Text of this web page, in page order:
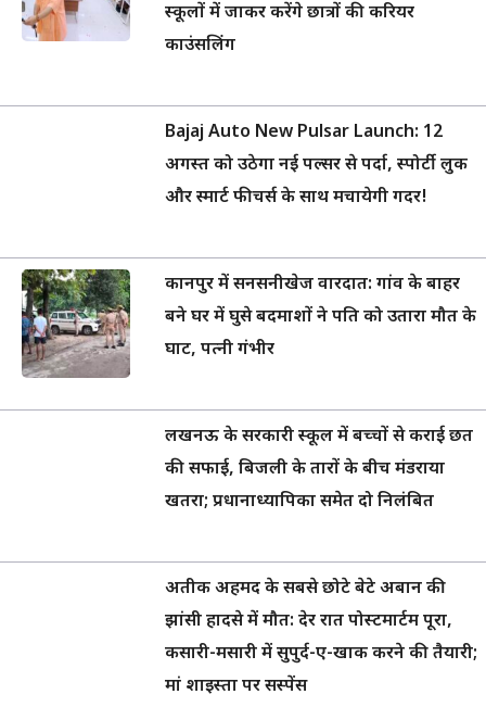
स्कूलों में जाकर करेंगे छात्रों की करियर
काउंसलिंग
Bajaj Auto New Pulsar Launch: 12
अगस्त को उठेगा नई पल्सर से पर्दा, स्पोर्टी लुक
और स्मार्ट फीचर्स के साथ मचायेगी गदर!
कानपुर में सनसनीखेज वारदात: गांव के बाहर
बने घर में घुसे बदमाशों ने पति को उतारा मौत के
घाट, पत्नी गंभीर
लखनऊ के सरकारी स्कूल में बच्चों से कराई छत
की सफाई, बिजली के तारों के बीच मंडराया
खतरा; प्रधानाध्यापिका समेत दो निलंबित
अतीक अहमद के सबसे छोटे बेटे अबान की
झांसी हादसे में मौत: देर रात पोस्टमार्टम पूरा,
कसारी-मसारी में सुपुर्द-ए-खाक करने की तैयारी;
मां शाइस्ता पर सस्पेंस